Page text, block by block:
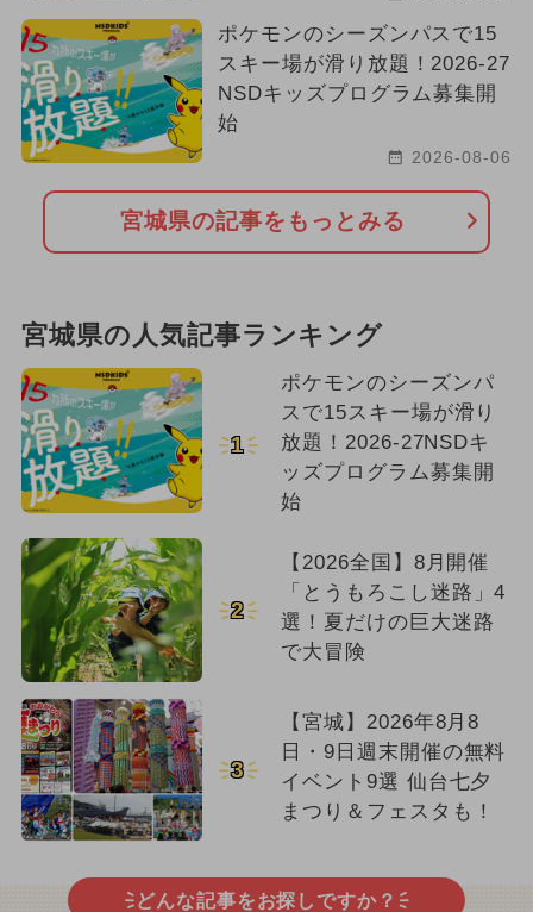
ポケモンのシーズンパスで15
スキー場が滑り放題！2026-27
NSDキッズプログラム募集開
始
2026-08-06
宮城県の記事をもっとみる
宮城県の人気記事ランキング
1
ポケモンのシーズンパ
スで15スキー場が滑り
放題！2026-27NSDキ
ッズプログラム募集開
始
2
【2026全国】8月開催
「とうもろこし迷路」4
選！夏だけの巨大迷路
で大冒険
3
【宮城】2026年8月8
日・9日週末開催の無料
イベント9選 仙台七夕
まつり＆フェスタも！
どんな記事をお探しですか？